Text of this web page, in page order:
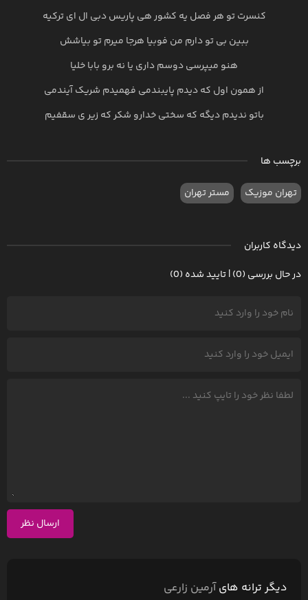
کنسرت تو هر فصل یه کشور هی پاریس دبی ال ای ترکیه
ببین بی تو دارم من فوبیا هرجا میرم تو بیاشش
هنو میپرسی دوسم داری یا نه برو بابا خلیا
از همون اول که دیدم پایبندمی فهمیدم شریک آیندمی
باتو ندیدم دیگه که سختی خدارو شکر که زیر ی سقفیم
برچسب ها
تهران موزیک مستر تهران
دیدگاه کاربران
در حال بررسی (0) | تایید شده (0)
ارسال نظر
دیگر ترانه هایآرمین زارعی